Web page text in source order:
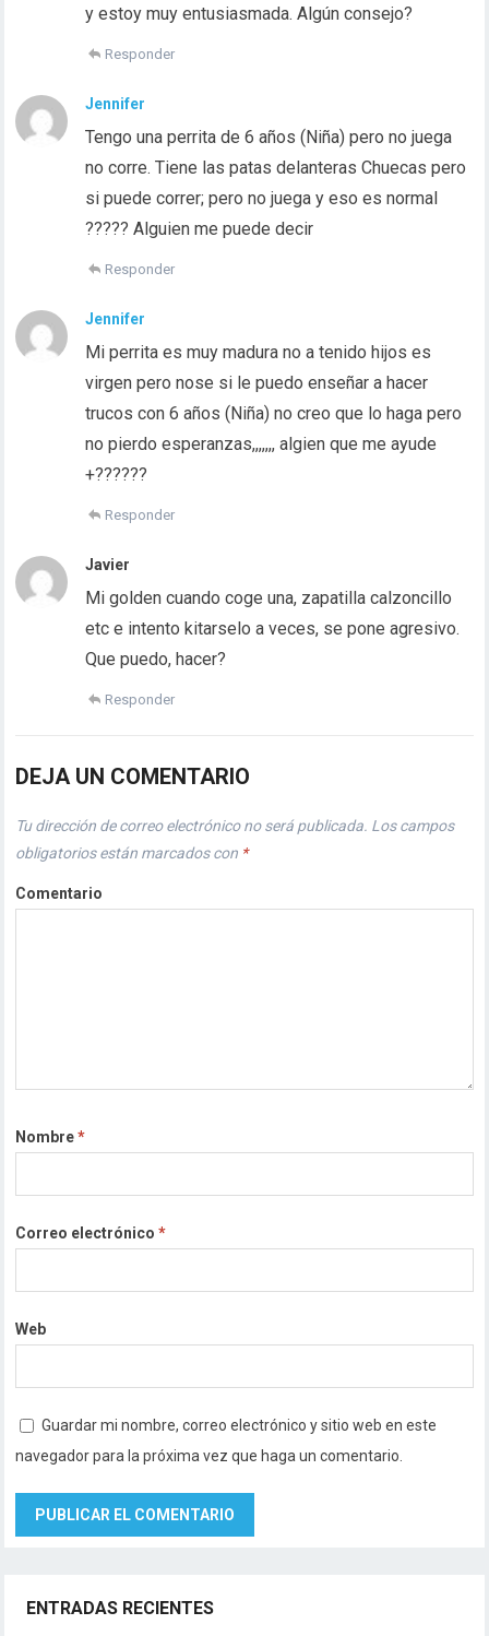
y estoy muy entusiasmada. Algún consejo?
Responder
Jennifer
Tengo una perrita de 6 años (Niña) pero no juega
no corre. Tiene las patas delanteras Chuecas pero
si puede correr; pero no juega y eso es normal
????? Alguien me puede decir
Responder
Jennifer
Mi perrita es muy madura no a tenido hijos es
virgen pero nose si le puedo enseñar a hacer
trucos con 6 años (Niña) no creo que lo haga pero
no pierdo esperanzas,,,,,,, algien que me ayude
+??????
Responder
Javier
Mi golden cuando coge una, zapatilla calzoncillo
etc e intento kitarselo a veces, se pone agresivo.
Que puedo, hacer?
Responder
DEJA UN COMENTARIO
Tu dirección de correo electrónico no será publicada. Los campos
obligatorios están marcados con *
Comentario
Nombre*
Correo electrónico*
Web
Guardar mi nombre, correo electrónico y sitio web en este
navegador para la próxima vez que haga un comentario.
ENTRADAS RECIENTES